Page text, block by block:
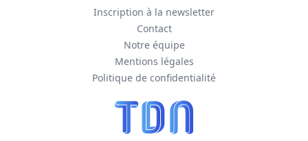
Inscription à la newsletter
Contact
Notre équipe
Mentions légales
Politique de confidentialité